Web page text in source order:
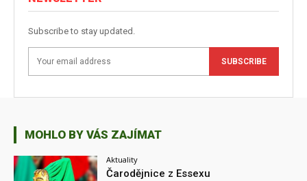
Subscribe to stay updated.
SUBSCRIBE
MOHLO BY VÁS ZAJÍMAT
Aktuality
Čarodějnice z Essexu